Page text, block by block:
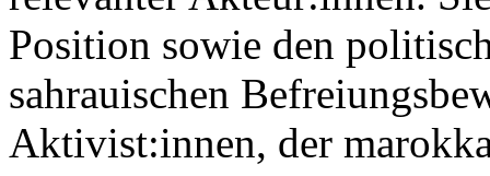
Position sowie den
sahrauischen
Aktivist:innen, der